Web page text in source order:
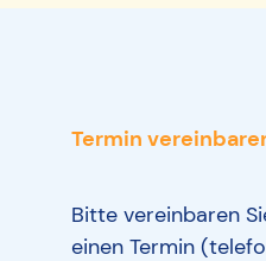
Termin
Bitte vereinbaren
einen Termin